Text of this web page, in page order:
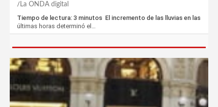
La ONDA digital
Tiempo de lectura: 3 minutos El incremento de las lluvias en las
últimas horas determinó el…